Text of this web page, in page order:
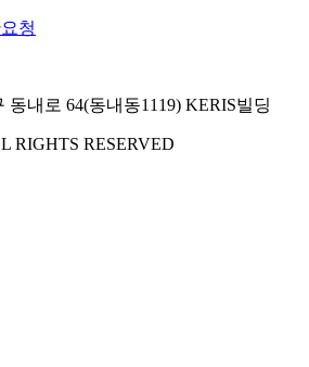
청
동내로 64(동내동1119) KERIS빌딩
RIGHTS RESERVED